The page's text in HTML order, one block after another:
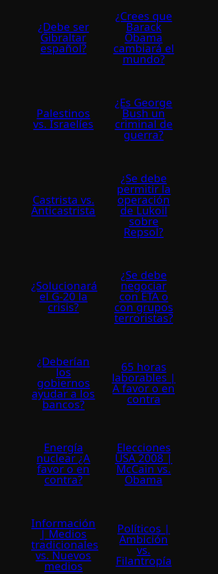
¿Debe ser
Gibraltar
español?
¿Crees que
Barack
Obama
cambiará el
mundo?
Palestinos
vs. Israelí­es
¿Es George
Bush un
criminal de
guerra?
Castrista vs.
Anticastrista
¿Se debe
permitir la
operación
de Lukoil
sobre
Repsol?
¿Solucionará
el G-20 la
crisis?
¿Se debe
negociar
con ETA o
con grupos
terroristas?
¿Deberían
los
gobiernos
ayudar a los
bancos?
65 horas
laborables |
A favor o en
contra
Energía
nuclear ¿A
favor o en
contra?
Elecciones
USA 2008 |
McCain vs.
Obama
Información
| Medios
tradicionales
vs. Nuevos
medios
Polí­ticos |
Ambición
vs.
Filantropí­a